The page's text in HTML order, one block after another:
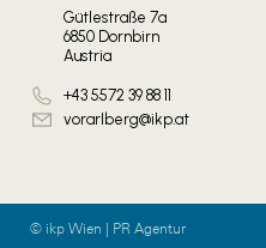
Gütlestraße 7a
6850 Dornbirn
Austria
+43 5572 39 88 11
vorarlberg@ikp.at
© ikp Wien | PR Agentur